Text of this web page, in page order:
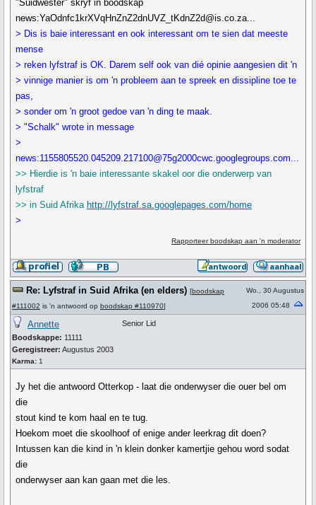
"Suidwester" skryf in boodskap
news:YaOdnfc1krXVqHnZnZ2dnUVZ_tKdnZ2d@is.co.za...
> Dis is baie interessant en ook interessant om te sien dat meeste
mense
> reken lyfstraf is OK. Darem self ook van dié opinie aangesien dit 'n
> vinnige manier is om 'n probleem aan te spreek en dissipline toe te
pas,
> sonder om 'n groot gedoe van 'n ding te maak.
> "Schalk" wrote in message
>
news:1155805520.045209.217100@75g2000cwc.googlegroups.com...
>> Hierdie is 'n baie interessante skakel oor die onderwerp van
lyfstraf
>> in Suid Afrika http://lyfstraf.sa.googlepages.com/home
>
Rapporteer boodskap aan 'n moderator
Re: Lyfstraf in Suid Afrika (en elders) [boodskap
#111002 is 'n antwoord op boodskap #110970]
Wo., 30 Augustus
2006 05:48
Annette
Boodskappe: 11111
Geregistreer: Augustus 2003
Karma: 1
Senior Lid
Jy het die antwoord Otterkop - laat die onderwyser die ouer bel om
die
stout kind te kom haal en te tug.
Hoekom moet die skoolhoof of enige ander leerkrag dit doen?
Intussen kan die kind in 'n klein donker kamertjie gehou word sodat
die
onderwyser aan kan gaan met die les.